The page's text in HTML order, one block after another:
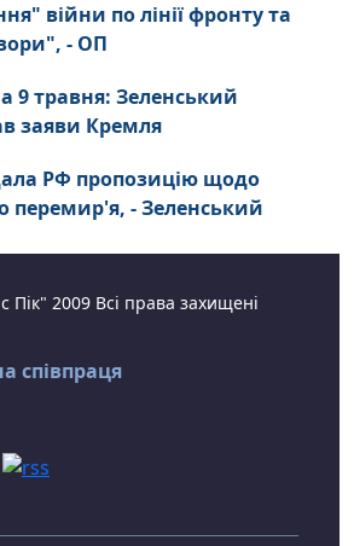
війни по лінії фронту та
- ОП
9 травня: Зеленський
заяви Кремля
РФ пропозицію щодо
перемир'я, - Зеленський
2009 Всі права захищені
співпраця